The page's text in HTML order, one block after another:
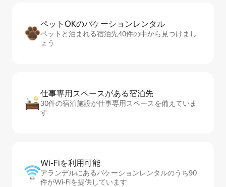
ペットOKのバ⁠ケ⁠ー⁠シ⁠ョ⁠ンレ⁠ン⁠タ⁠ル
ペットと泊まれる宿泊先40件の中から見つけまし
ょう
仕事専用ス⁠ペ⁠ー⁠スがあ⁠る宿⁠泊⁠先
30件の宿泊施設が仕事専用スペースを備えていま
す
Wi-Fiを利⁠用⁠可⁠能
アランデルにあるバケーションレンタルのうち90
件がWi-Fiを提供しています